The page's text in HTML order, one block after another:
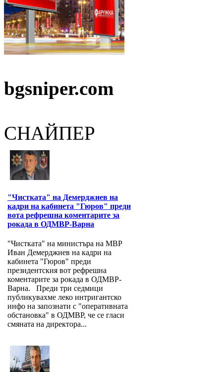
bgsniper.com
СНАЙПЕР
"Чистката" на Демерджиев на
кадри на кабинета "Гюров" преди
вота рефрешна коментарите за
рокада в ОДМВР-Варна
"Чистката" на министъра на МВР
Иван Демерджиев на кадри на
кабинета "Гюров" преди
президентския вот рефрешна
коментарите за рокада в ОДМВР-
Варна. Преди три седмици
публикувахме леко интригантско
инфо на запознати с "оперативната
обстановка" в ОДМВР, че се гласи
смяната на директора...